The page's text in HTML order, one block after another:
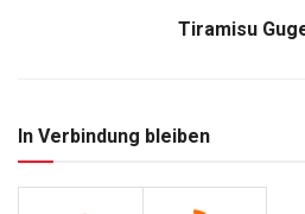
Tiramisu
In Verbindung bleiben